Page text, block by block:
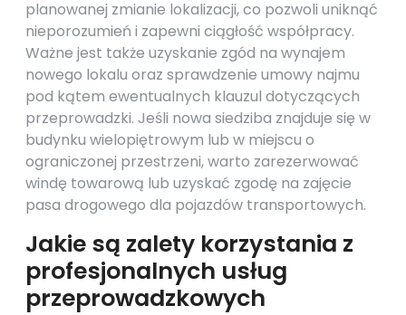
planowanej zmianie lokalizacji, co pozwoli uniknąć
nieporozumień i zapewni ciągłość współpracy.
Ważne jest także uzyskanie zgód na wynajem
nowego lokalu oraz sprawdzenie umowy najmu
pod kątem ewentualnych klauzul dotyczących
przeprowadzki. Jeśli nowa siedziba znajduje się w
budynku wielopiętrowym lub w miejscu o
ograniczonej przestrzeni, warto zarezerwować
windę towarową lub uzyskać zgodę na zajęcie
pasa drogowego dla pojazdów transportowych.
Jakie są zalety korzystania z
profesjonalnych usług
przeprowadzkowych